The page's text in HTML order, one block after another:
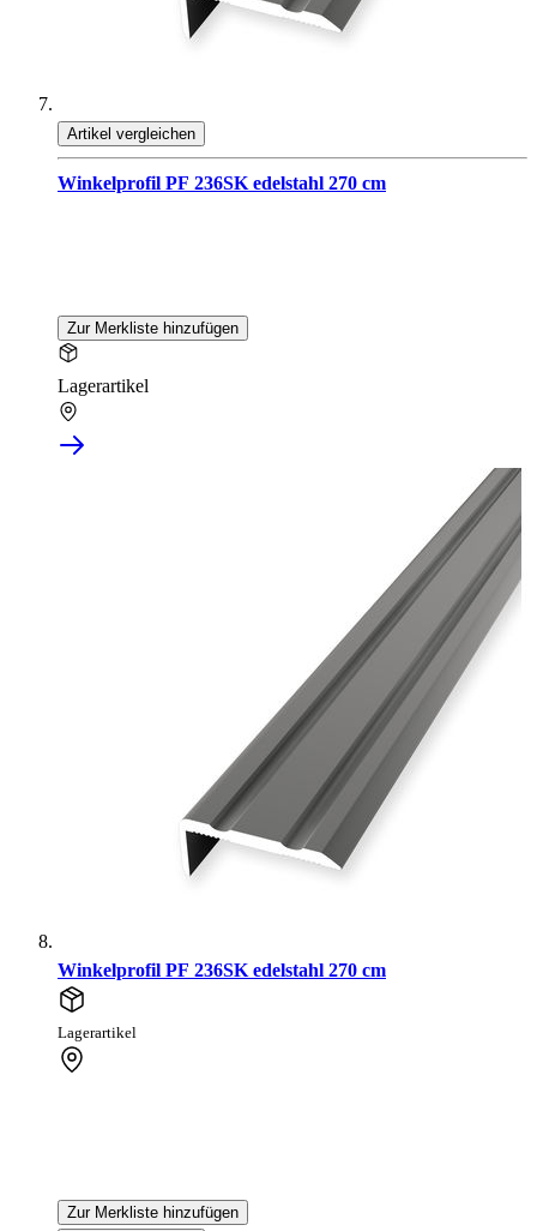
Artikel vergleichen
Winkelprofil PF 236SK edelstahl 270 cm
Zur Merkliste hinzufügen
Lagerartikel
Winkelprofil PF 236SK edelstahl 270 cm
Lagerartikel
Zur Merkliste hinzufügen